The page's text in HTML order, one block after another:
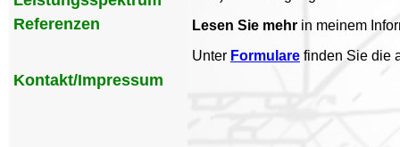
Lesen Sie mehr in meinem
Unter Formulare finden Sie die
Referenzen
Kontakt/Impressum